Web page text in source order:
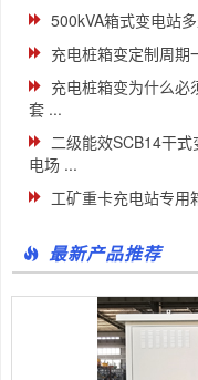
500kVA箱式变电站多
充电桩箱变定制周期
充电桩箱变为什么必
套 ...
二级能效SCB14干
电场 ...
工矿重卡充电站专用
最新产品推荐